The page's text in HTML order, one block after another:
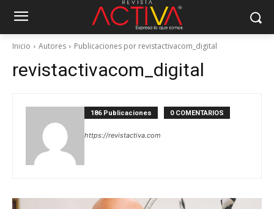
Inicio Autores Publicaciones por revistactivacom_digital
revistactivacom_digital
186 Publicaciones 0 COMENTARIOS
https://revistactiva.com